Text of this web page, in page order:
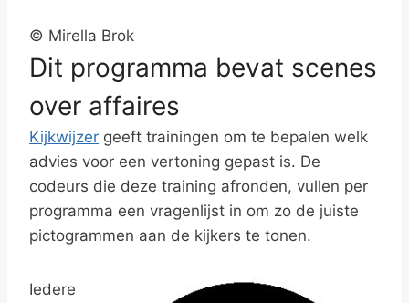
© Mirella Brok
Dit programma bevat scenes
over affaires
Kijkwijzer geeft trainingen om te bepalen welk
advies voor een vertoning gepast is. De
codeurs die deze training afronden, vullen per
programma een vragenlijst in om zo de juiste
pictogrammen aan de kijkers te tonen.
Iedere